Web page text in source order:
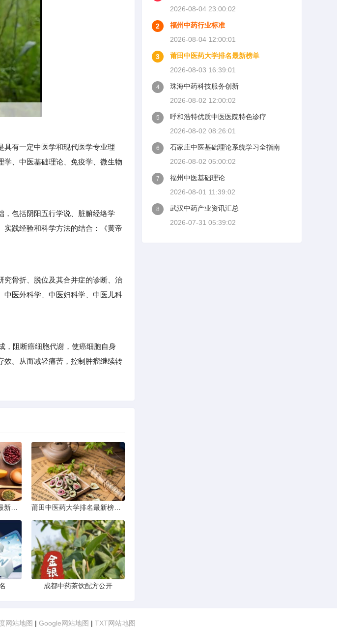
有一定中医学和现代医学专业理
、中医基础理论、免疫学、微生物
包括阴阳五行学说、脏腑经络学
践经验和科学方法的结合：《黄帝
骨折、脱位及其合并症的诊断、治
中医外科学、中医妇科学、中医儿科
阻断癌细胞代谢，使癌细胞自身
效。从而减轻痛苦，控制肿瘤继续转
成都中药茶饮配方公开
2026-08-04 23:00:02
2
福州中药行业标准
2026-08-04 12:00:01
3
莆田中医药大学排名最新榜单
2026-08-03 16:39:01
4
珠海中药科技服务创新
2026-08-02 12:00:02
5
呼和浩特优质中医医院特色诊疗
2026-08-02 08:26:01
6
石家庄中医基础理论系统学习全指南
2026-08-02 05:00:02
7
福州中医基础理论
2026-08-01 11:39:02
8
武汉中药产业资讯汇总
2026-07-31 05:39:02
网站地图 | Google网站地图 | TXT网站地图